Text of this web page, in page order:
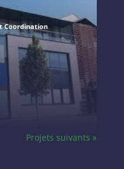
Coordination
Projets suivants »